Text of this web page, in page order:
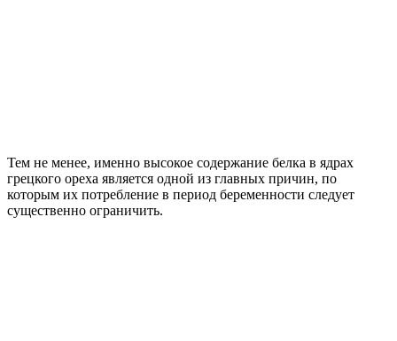
Тем не менее, именно высокое содержание белка в ядрах
грецкого ореха является одной из главных причин, по
которым их потребление в период беременности следует
существенно ограничить.